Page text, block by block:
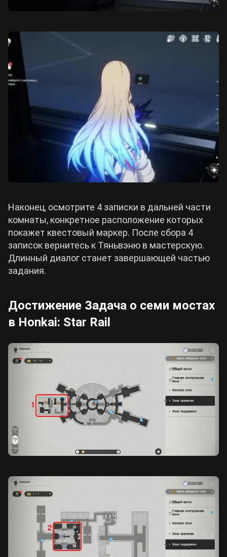
Наконец, осмотрите 4 записки в дальней части
комнаты, конкретное расположение которых
покажет квестовый маркер. После сбора 4
записок вернитесь к Тяньвэню в мастерскую.
Длинный диалог станет завершающей частью
задания.
Достижение Задача о семи мостах
в Honkai: Star Rail